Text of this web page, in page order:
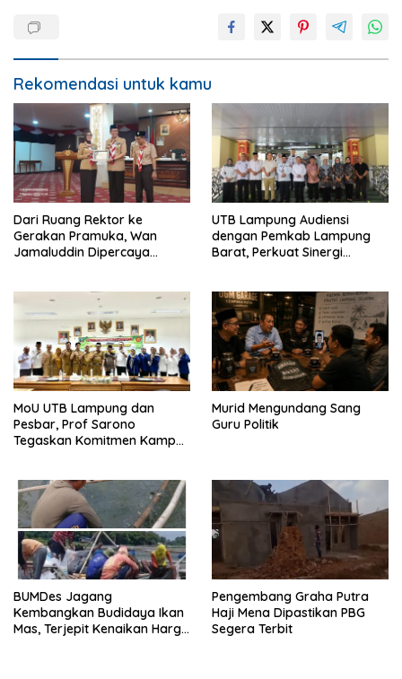
Rekomendasi untuk kamu
Dari Ruang Rektor ke
Gerakan Pramuka, Wan
Jamaluddin Dipercaya
UTB Lampung Audiensi
dengan Pemkab Lampung
Barat, Perkuat Sinergi
MoU UTB Lampung dan
Pesbar, Prof Sarono
Tegaskan Komitmen Kampus
Murid Mengundang Sang
Guru Politik
BUMDes Jagang
Kembangkan Budidaya Ikan
Mas, Terjepit Kenaikan Harga
Pengembang Graha Putra
Haji Mena Dipastikan PBG
Segera Terbit